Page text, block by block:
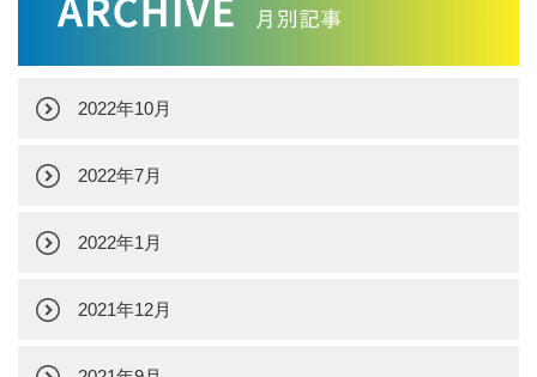
2022年10月
2022年7月
2022年1月
2021年12月